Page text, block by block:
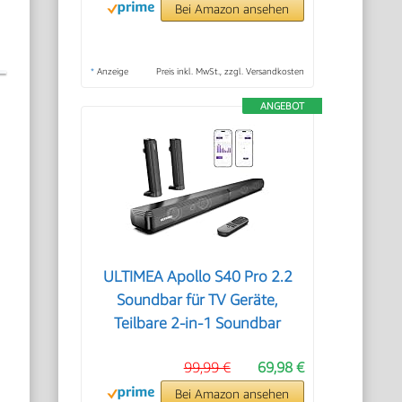
Bei Amazon ansehen
* Anzeige Preis inkl. MwSt., zzgl. Versandkosten
ANGEBOT
ULTIMEA Apollo S40 Pro 2.2
Soundbar für TV Geräte,
Teilbare 2-in-1 Soundbar
69,98 €
99,99 €
Bei Amazon ansehen